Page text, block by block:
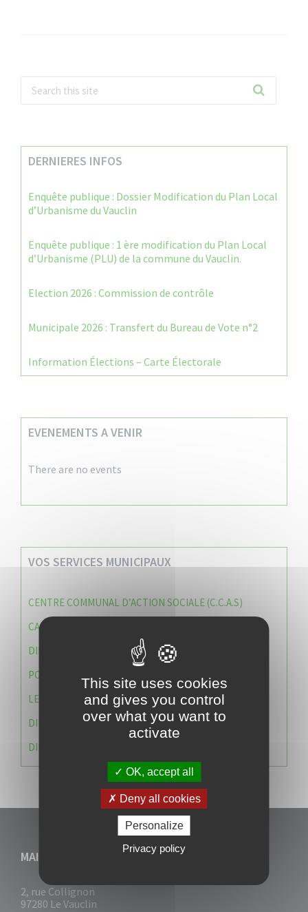
DERNIERES INFOS
Enquête publique : Dossier Modification du Plan Local
d’Urbanisme du Vauclin
Enquête publique : 1 ère modification du Plan Local
d’Urbanisme (PLU) de la commune du Vauclin.
Election 2026 : Commission de contrôle
Municipale 2026 : Transfert du Bureau de Vote n°2
Information Élections – Carte Électorale
EVENEMENTS A VENIR
There are no events
VOS SERVICES MUNICIPAUX
CENTRE COMMUNAL D’ACTION SOCIALE (C.C.A.S)
CAISSE DES ÉCOLES
DIRECTION DES SERVICES TECHNIQUES
POLICE MUNICIPALE
LE CABINET DU MAIRE
DIRECTION DES RESSOURCES ET MOYENS
DIRECTION DU DEVELLOPPEMENT URBAIN DURABL
MAIRIE DU VAUCLIN
2, rue Collignon
97280 Le Vauclin
This site uses cookies
and gives you control
over what you want to
activate
OK, accept all
Deny all cookies
Personalize
Privacy policy